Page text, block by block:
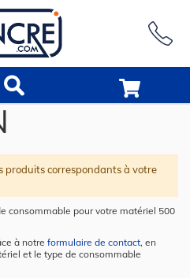
produits correspondants à votre
consommable pour votre matériel 500
à notre formulaire de contact, en
et le type de consommable